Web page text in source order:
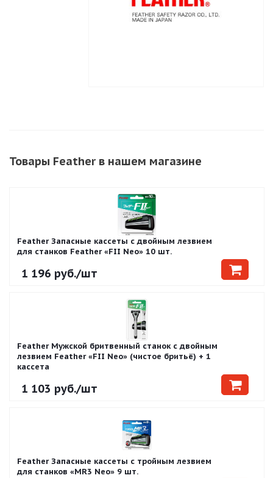
Товары Feather в нашем магазине
Feather Запасные кассеты с двойным лезвием
для станков Feather «FII Neo» 10 шт.
1 196 руб./шт
Feather Мужской бритвенный станок с двойным
лезвием Feather «FII Neo» (чистое бритьё) + 1
кассета
1 103 руб./шт
Feather Запасные кассеты с тройным лезвием
для станков «MR3 Neo» 9 шт.